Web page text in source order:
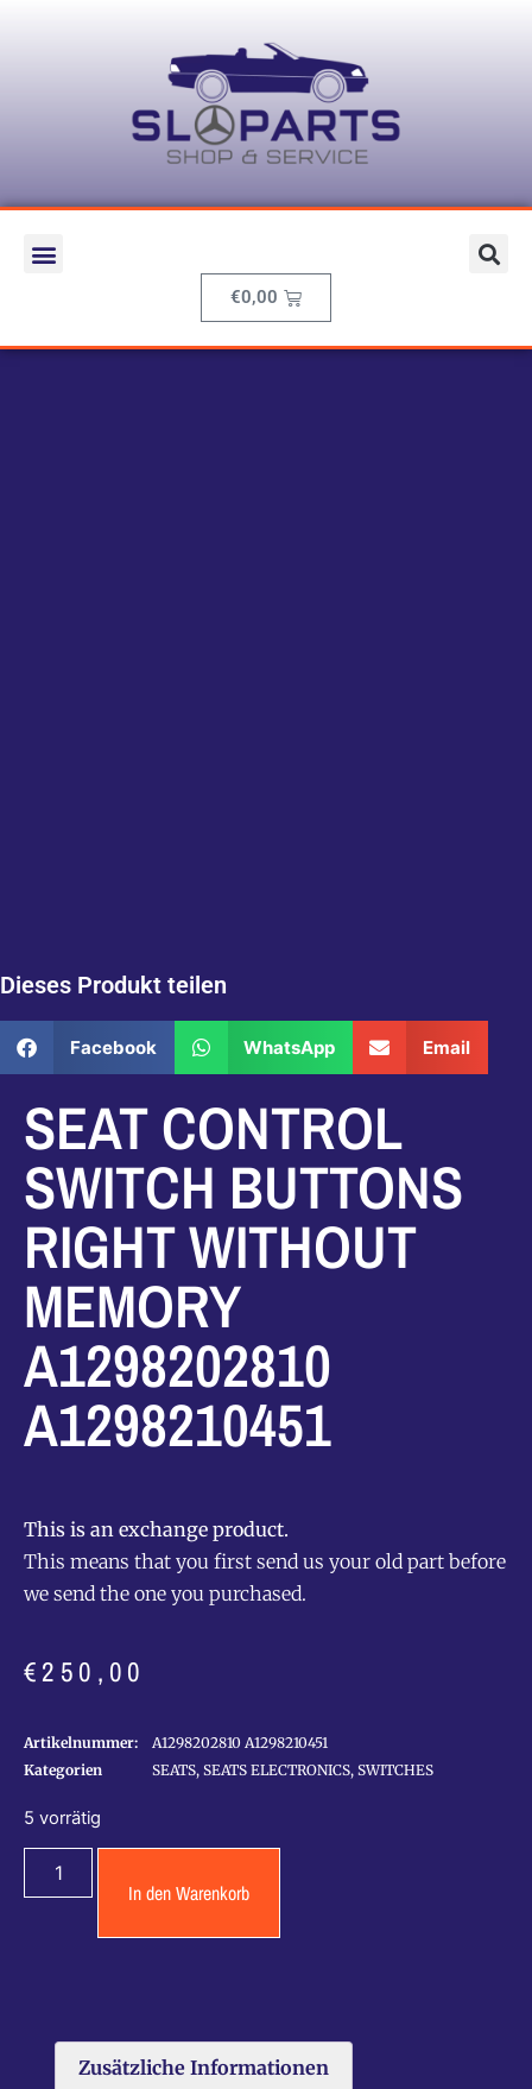
€0,00
Dieses Produkt teilen
Facebook WhatsApp Email
SEAT CONTROL
SWITCH BUTTONS
RIGHT WITHOUT
MEMORY
A1298202810
A1298210451
This is an exchange product.
This means that you first send us your old part before
we send the one you purchased.
€250,00
Artikelnummer:
A1298202810 A1298210451
Kategorien
SEATS, SEATS ELECTRONICS, SWITCHES
5 vorrätig
In den Warenkorb
Zusätzliche Informationen